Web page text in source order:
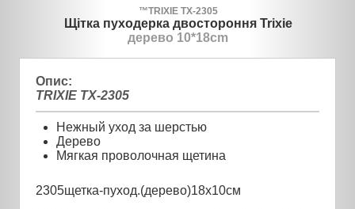
™TRIXIETX-2305
Щітка пуходерка двостороння Trixie
дерево 10*18cm
Опис:
TRIXIE TX-2305
Нежный уход за шерстью
Дерево
Мягкая проволочная щетина
2305щетка-пуход.(дерево)18х10см